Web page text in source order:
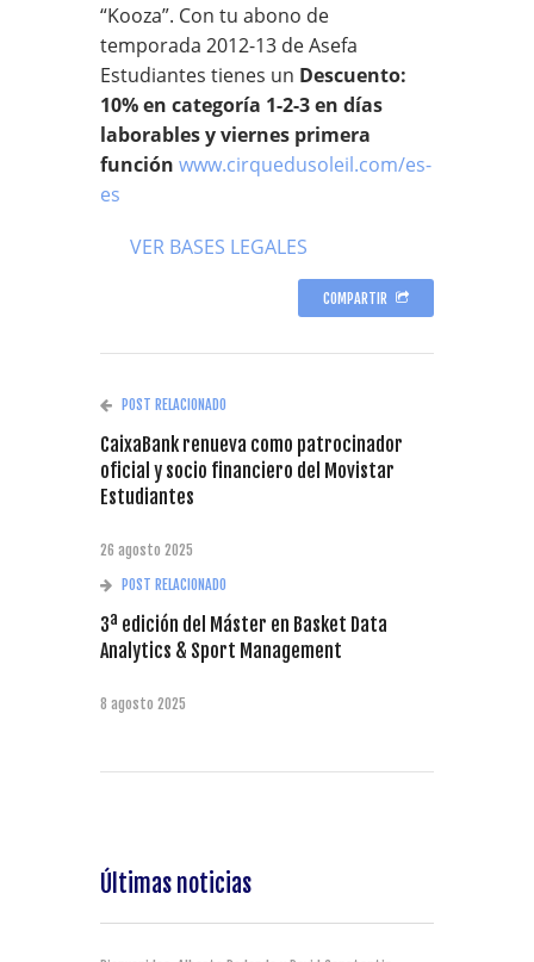
“Kooza”. Con tu abono de
temporada 2012-13 de Asefa
Estudiantes tienes un Descuento:
10% en categoría 1-2-3 en días
laborables y viernes primera
función www.cirquedusoleil.com/es-
es
VER BASES LEGALES
COMPARTIR
POST RELACIONADO
CaixaBank renueva como patrocinador
oficial y socio financiero del Movistar
Estudiantes
26 agosto 2025
POST RELACIONADO
3ª edición del Máster en Basket Data
Analytics & Sport Management
8 agosto 2025
Últimas noticias